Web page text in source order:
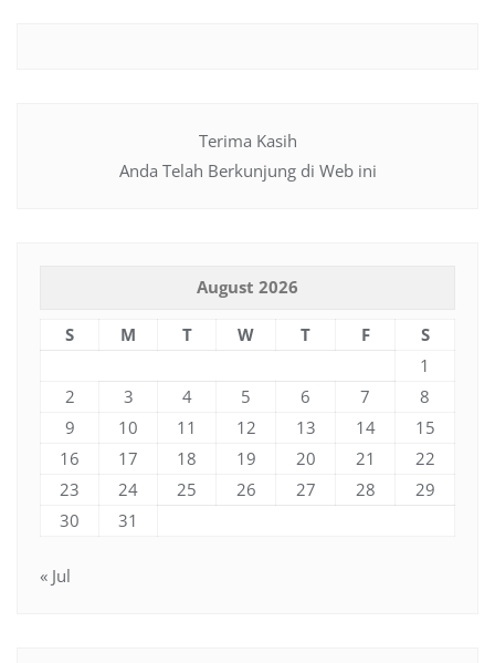
Terima Kasih
Anda Telah Berkunjung di Web ini
August 2026
S M T W T F
S
1
2
3 4 5 6 7
8
9
10 11 12 13 14
15
16
17 18 19 20 21
22
23
24 25 26 27 28
29
30
31
« Jul